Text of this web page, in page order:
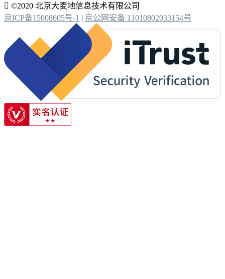
 ©2020 北京大麦地信息技术有限公司
京ICP备15008605号-1 | 京公网安备 11010802033154号